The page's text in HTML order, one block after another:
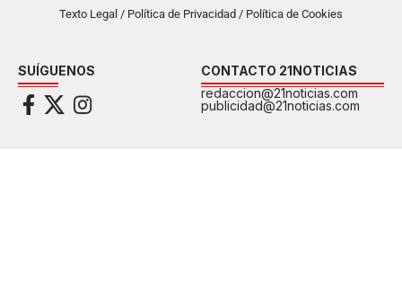
Texto Legal / Política de Privacidad / Política de Cookies
SUÍGUENOS
CONTACTO 21NOTICIAS
redaccion@21noticias.com
publicidad@21noticias.com